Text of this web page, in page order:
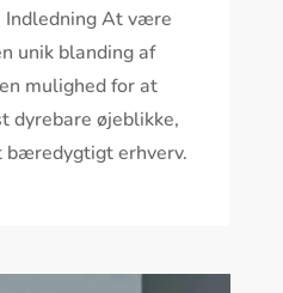
Indledning At være
unik blanding af
mulighed for at
dyrebare øjeblikke,
bæredygtigt erhverv.